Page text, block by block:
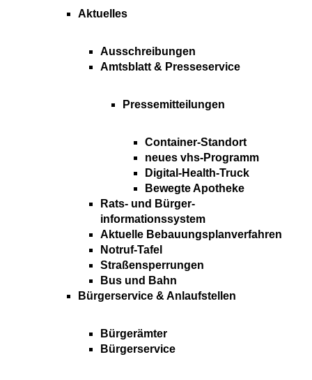
Aktuelles
Ausschreibungen
Amtsblatt & Presseservice
Pressemitteilungen
Container-Standort
neues vhs-Programm
Digital-Health-Truck
Bewegte Apotheke
Rats- und Bürger-
informationssystem
Aktuelle Bebauungsplanverfahren
Notruf-Tafel
Straßensperrungen
Bus und Bahn
Bürgerservice & Anlaufstellen
Bürgerämter
Bürgerservice